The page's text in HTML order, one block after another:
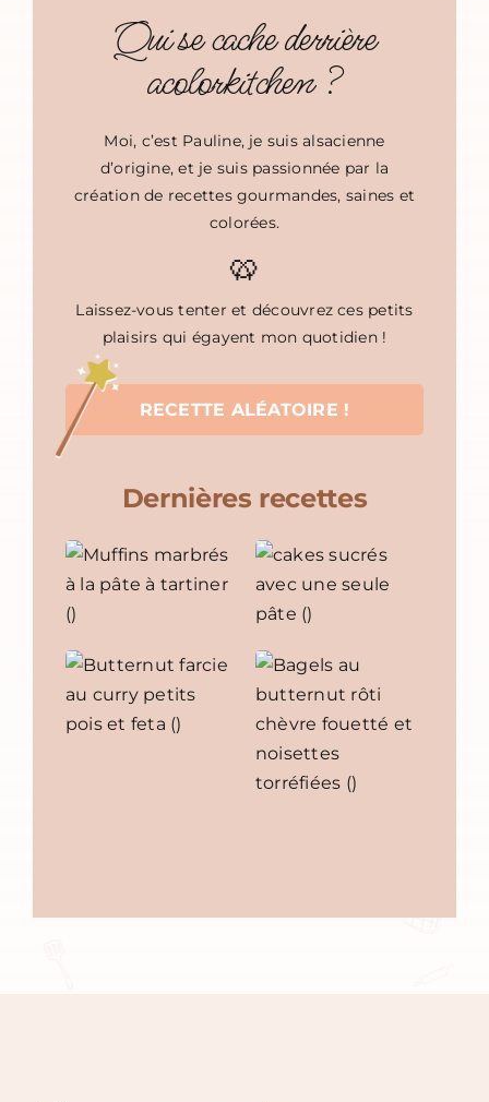
Qui se cache derrière
acolorkitchen ?
Moi, c’est Pauline, je suis alsacienne
d’origine, et je suis passionnée par la
création de recettes gourmandes, saines et
colorées.
🥨
Laissez-vous tenter et découvrez ces petits
plaisirs qui égayent mon quotidien !
RECETTE ALÉATOIRE !
Dernières recettes